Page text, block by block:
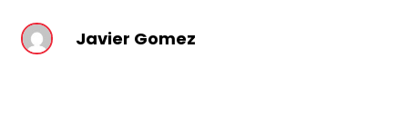
Javier Gomez